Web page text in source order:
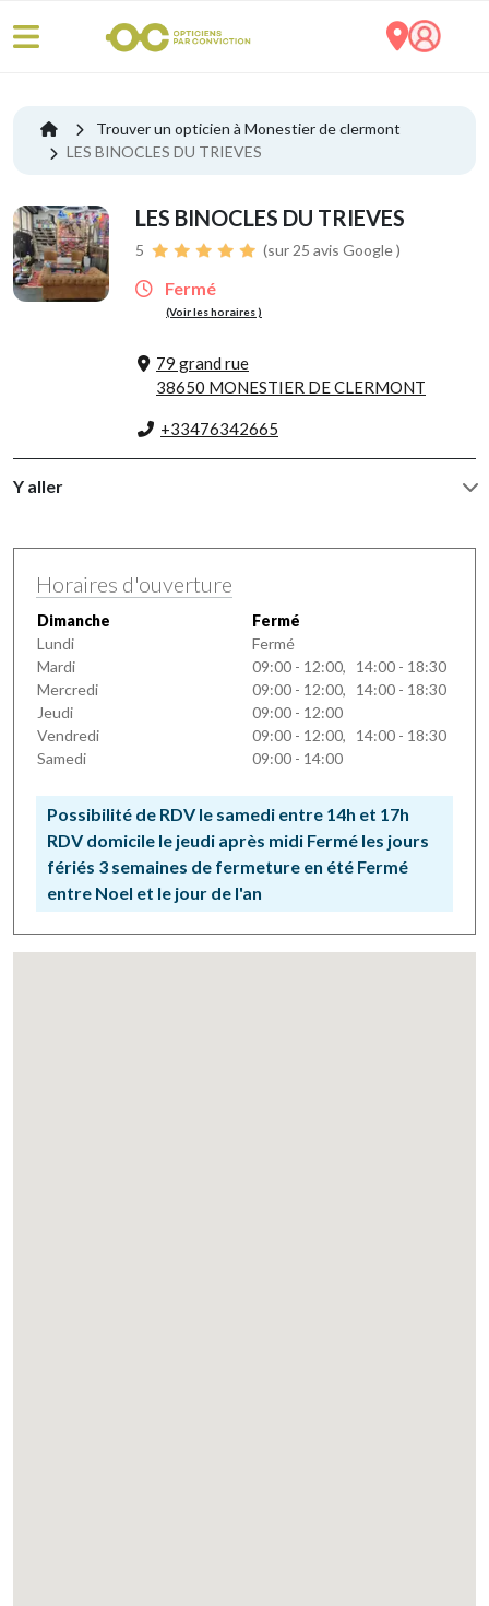
Trouver un opticien à Monestier de clermont
LES BINOCLES DU TRIEVES
LES BINOCLES DU TRIEVES
5 (sur 25 avis Google )
Fermé
(Voir les horaires )
79 grand rue
38650 MONESTIER DE CLERMONT
+33476342665
Y aller
Horaires d'ouverture
Dimanche
Fermé
Lundi
Fermé
Mardi
09:00 - 12:00, 14:00 - 18:30
Mercredi
09:00 - 12:00, 14:00 - 18:30
Jeudi
09:00 - 12:00
Vendredi
09:00 - 12:00, 14:00 - 18:30
Samedi
09:00 - 14:00
Possibilité de RDV le samedi entre 14h et 17h
RDV domicile le jeudi après midi Fermé les jours
fériés 3 semaines de fermeture en été Fermé
entre Noel et le jour de l'an